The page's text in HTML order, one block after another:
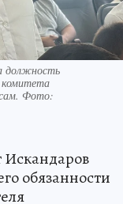
должность
комитета
Фото:
Искандаров
обязанности